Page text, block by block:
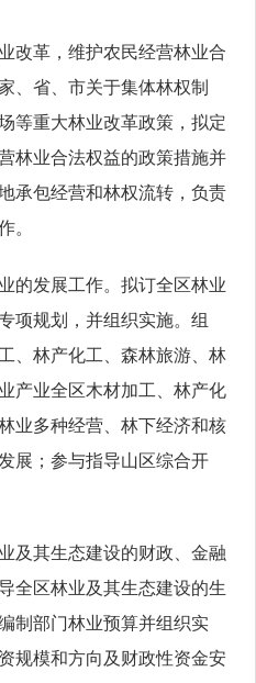
改革，维护农民经营林业合
、省、市关于集体林权制
等重大林业改革政策，拟定
林业合法权益的政策措施并
承包经营和林权流转，负责
。
的发展工作。拟订全区林业
项规划，并组织实施。组
、林产化工、森林旅游、林
产业全区木材加工、林产化
业多种经营、林下经济和核
展；参与指导山区综合开
及其生态建设的财政、金融
全区林业及其生态建设的生
制部门林业预算并组织实
规模和方向及财政性资金安